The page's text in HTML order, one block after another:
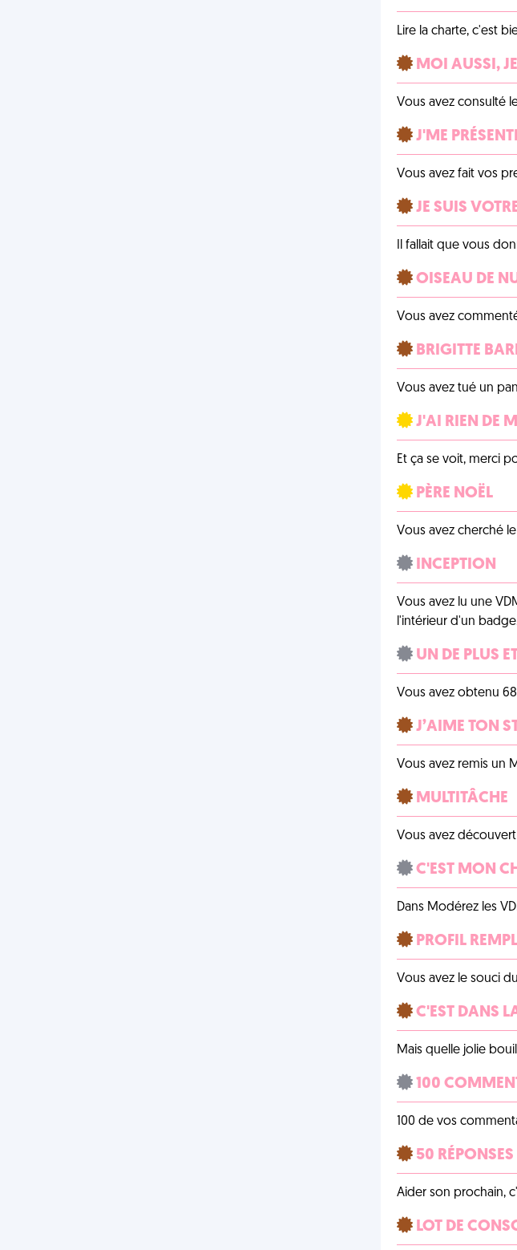
Lire la charte, c'est
MOI AUSSI,
Vous avez consulté
J'ME
Vous avez fait vos
JE SUIS
Il fallait que vous
OISEAU DE
Vous avez
BRIGITTE
Vous avez tué un
J'AI RIEN DE
Et ça se voit, merci
PÈRE NOËL
Vous avez cherché
INCEPTION
Vous avez lu une
l'intérieur d'un
UN DE PLUS
Vous avez obtenu
J’AIME TON
Vous avez remis un
MULTITÂCHE
Vous avez
C'EST MON
Dans Modérez les
PROFIL
Vous avez le souci
C'EST DANS
Mais quelle jolie
100
100 de vos
50 RÉPONSES
Aider son prochain,
LOT DE